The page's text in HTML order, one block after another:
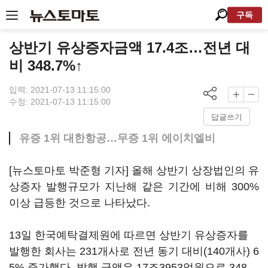
구독
상반기 유상증자금액 17.4조…전년 대
비 348.7%↑
입력: 2021-07-13 11:15:00
수정: 2021-07-13 11:15:00
답글쓰기
유증 1위 대한항공…무증 1위 에이치엘비
[뉴스토마토 박준형 기자] 올해 상반기 상장법인의 유
상증자 발행규모가 지난해 같은 기간에 비해 300%
이상 급등한 것으로 나타났다.
13일 한국예탁결제원에 따르면 상반기 유상증자를
발행한 회사는 231개사로 전년 동기 대비(140개사) 6